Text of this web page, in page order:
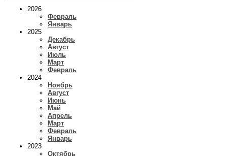
2026
Февраль
Январь
2025
Декабрь
Август
Июль
Март
Февраль
2024
Ноябрь
Август
Июнь
Май
Апрель
Март
Февраль
Январь
2023
Октябрь